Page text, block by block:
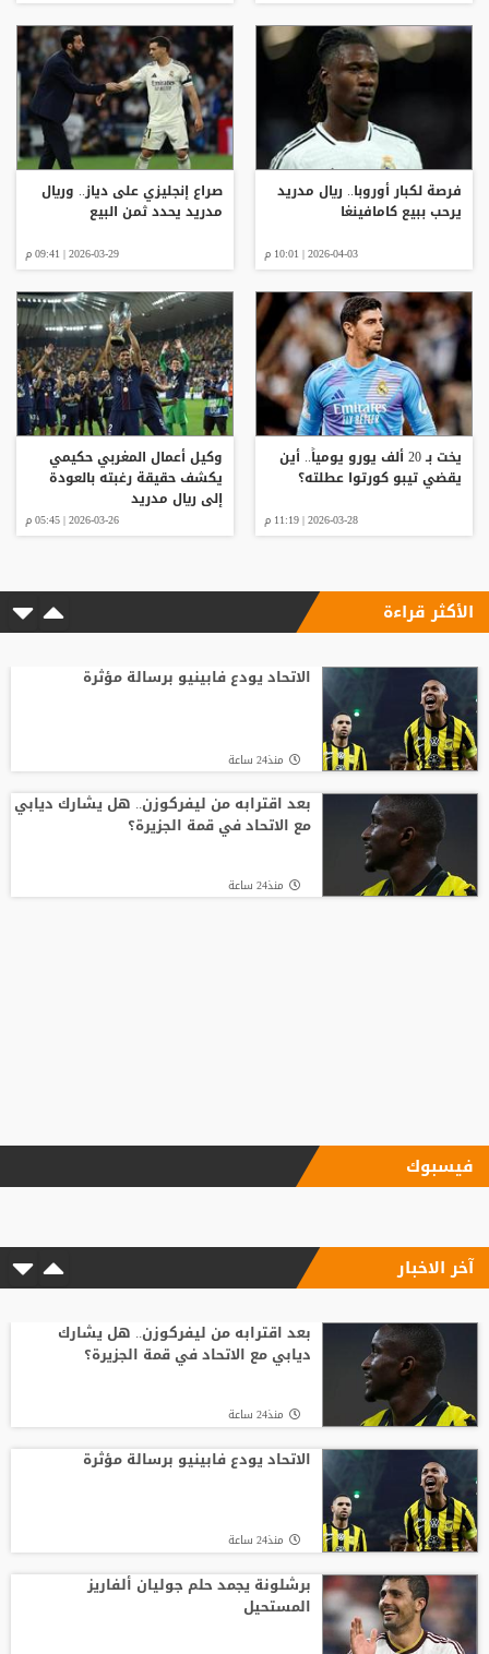
فرصة لكبار أوروبا.. ريال مدريد
يرحب ببيع كامافينغا
2026-04-03 | 10:01 م
صراع إنجليزي على دياز.. وريال
مدريد يحدد ثمن البيع
2026-03-29 | 09:41 م
يخت بـ 20 ألف يورو يومياً.. أين
يقضي تيبو كورتوا عطلته؟
2026-03-28 | 11:19 م
وكيل أعمال المغربي حكيمي
يكشف حقيقة رغبته بالعودة
إلى ريال مدريد
2026-03-26 | 05:45 م
الأكثر قراءة
الاتحاد يودع فابينيو برسالة مؤثرة
منذ24 ساعة
بعد اقترابه من ليفركوزن.. هل يشارك ديابي
مع الاتحاد في قمة الجزيرة؟
منذ24 ساعة
فيسبوك
آخر الاخبار
بعد اقترابه من ليفركوزن.. هل يشارك
ديابي مع الاتحاد في قمة الجزيرة؟
منذ24 ساعة
الاتحاد يودع فابينيو برسالة مؤثرة
منذ24 ساعة
برشلونة يجمد حلم جوليان ألفاريز
المستحيل